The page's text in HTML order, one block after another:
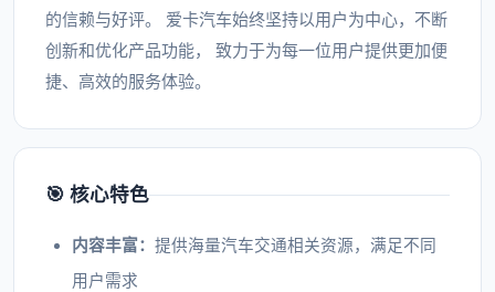
的信赖与好评。 爱卡汽车始终坚持以用户为中心，不断
创新和优化产品功能， 致力于为每一位用户提供更加便
捷、高效的服务体验。
🎯 核心特色
内容丰富： 提供海量汽车交通相关资源，满足不同
用户需求